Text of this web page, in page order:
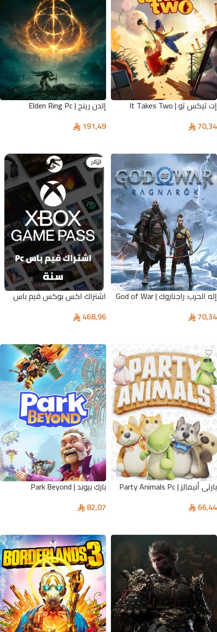
إت تيكس تو | It Takes Two
70,34
إلدن رينج | Elden Ring Pc
191,49
إله الحرب: راجناروك | God of War
70,34
الرائج
اشتراك اكس بوكس قيم باس
ULTIMATE Pc
468,96
بارتي أنيمالز | Party Animals Pc
66,44
بارك بيوند | Park Beyond
82,07